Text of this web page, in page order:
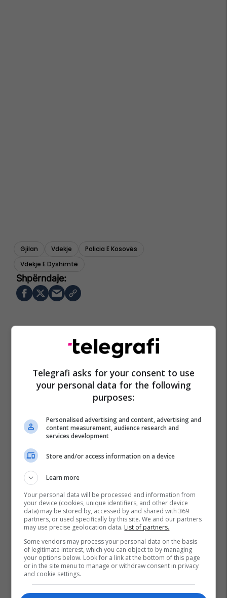
Gjilan Vdekje
Policia E Kosovës
Vdekje E Dyshimtë
Telegrafi asks for your consent to use
your personal data for the following
purposes:
Personalised advertising and content, advertising and
content measurement, audience research and
services development
Store and/or access information on a device
Learn more
Your personal data will be processed and information from
your device (cookies, unique identifiers, and other device
data) may be stored by, accessed by and shared with 369
partners, or used specifically by this site. We and our partners
may use precise geolocation data. List of partners.
Some vendors may process your personal data on the basis
of legitimate interest, which you can object to by managing
your options below. Look for a link at the bottom of this page
or in the site menu to manage or withdraw consent in privacy
and cookie settings.